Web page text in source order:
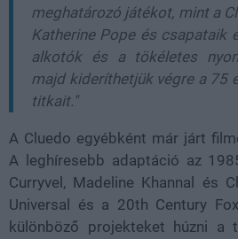
meghatározó játékot, mint a
Katherine Pope és csapataik
alkotók és a tökéletes
majd kideríthetjük végre a 75
titkait."
A Cluedo egyébként már járt
A leghíresebb adaptáció az
Curryvel, Madeline Khannal és
Universal és a 20th Century
különböző projekteket húzni a